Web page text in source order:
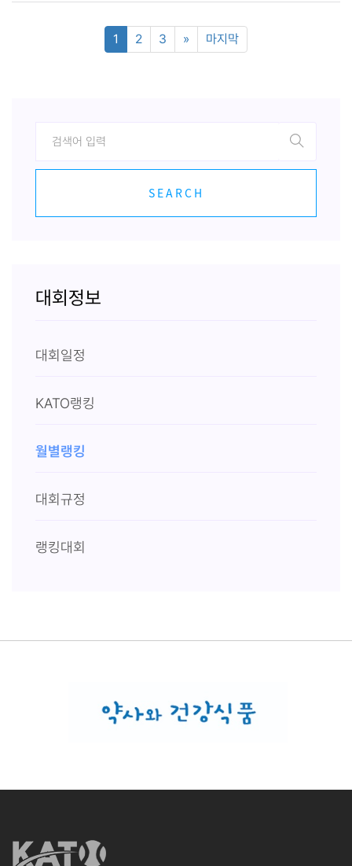
1 2 3 » 마지막
SEARCH
대회정보
대회일정
KATO랭킹
월별랭킹
대회규정
랭킹대회